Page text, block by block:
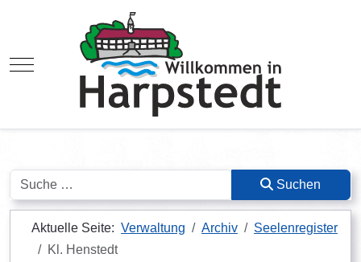
Mobile Menu Toggle
Suchen Suchen
Aktuelle Seite: Verwaltung Archiv
Seelenregister
Kl. Henstedt